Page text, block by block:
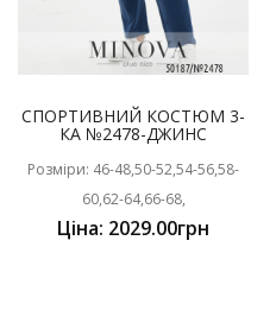
СПОРТИВНИЙ КОСТЮМ 3-
КА №2478-ДЖИНС
Розміри: 46-48,50-52,54-56,58-
60,62-64,66-68,
Ціна: 2029.00грн